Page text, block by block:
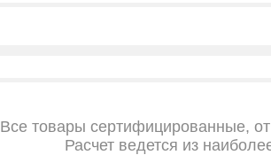
Все товары сертифицированные,
Расчет ведется из